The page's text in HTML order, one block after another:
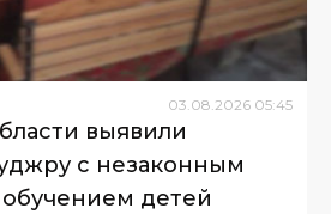
03.08.2026 05:45
выявили
с незаконным
детей